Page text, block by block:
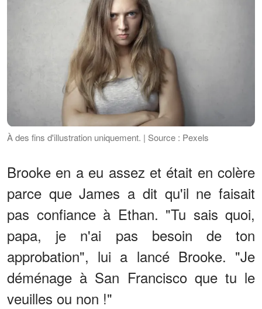
À des fins d'illustration uniquement. | Source : Pexels
Brooke en a eu assez et était en colère
parce que James a dit qu'il ne faisait
pas confiance à Ethan. "Tu sais quoi,
papa, je n'ai pas besoin de ton
approbation", lui a lancé Brooke. "Je
déménage à San Francisco que tu le
veuilles ou non !"